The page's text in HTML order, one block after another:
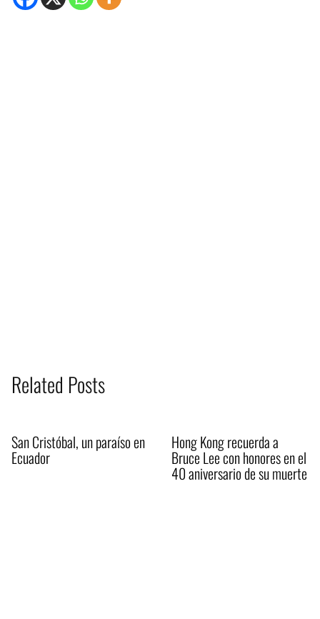
Related Posts
San Cristóbal, un paraíso en
Ecuador
Hong Kong recuerda a
Bruce Lee con honores en el
40 aniversario de su muerte